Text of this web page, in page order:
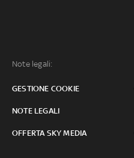
Note legali:
GESTIONE COOKIE
NOTE LEGALI
OFFERTA SKY MEDIA